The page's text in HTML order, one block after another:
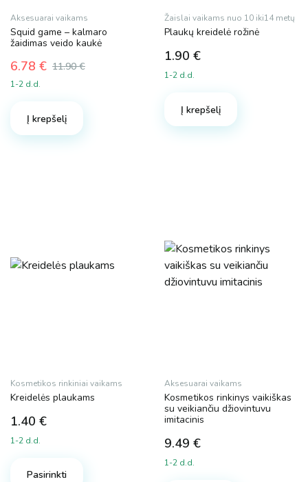
Aksesuarai vaikams
Squid game – kalmaro
žaidimas veido kaukė
11.90€
Original
price
11.90 €.
6.78 €
Current
price
6.78 €.
1-2 d.d.
Į krepšelį
Žaislai vaikams nuo 10 iki14 metų
Plaukų kreidelė rožinė
1.90 €
1-2 d.d.
Į krepšelį
Kosmetikos rinkiniai vaikams
Kreidelės plaukams
1.40 €
1-2 d.d.
Pasirinkti
Aksesuarai vaikams
Kosmetikos rinkinys vaikiškas
su veikiančiu džiovintuvu
imitacinis
9.49 €
1-2 d.d.